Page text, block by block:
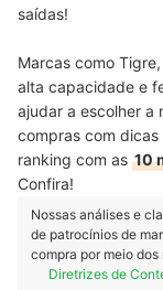
saídas!
Marcas como
alta capacidade e
ajudar a escolher a
compras com dicas
ranking com as 10
Confira!
Nossas análises e
de patrocínios de
compra por meio
Diretrizes de